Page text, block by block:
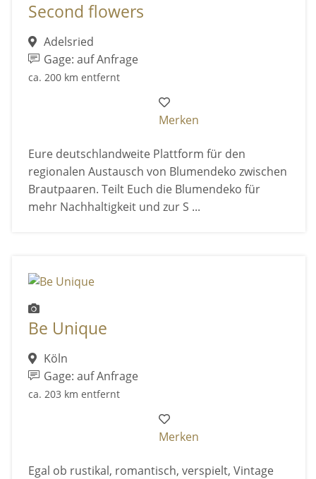
Second flowers
Adelsried
Gage: auf Anfrage
ca. 200 km entfernt
Merken
Eure deutschlandweite Plattform für den
regionalen Austausch von Blumendeko zwischen
Brautpaaren. Teilt Euch die Blumendeko für
mehr Nachhaltigkeit und zur S ...
Be Unique
Köln
Gage: auf Anfrage
ca. 203 km entfernt
Merken
Egal ob rustikal, romantisch, verspielt, Vintage